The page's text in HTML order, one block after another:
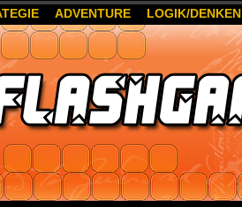
ADVENTURE LOGIK/DENKEN